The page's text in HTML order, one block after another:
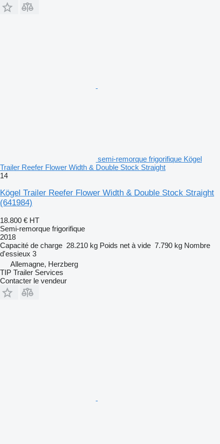
semi-remorque frigorifique Kögel
Trailer Reefer Flower Width & Double Stock Straight
14
Kögel Trailer Reefer Flower Width & Double Stock Straight
(641984)
18.800 € HT
Semi-remorque frigorifique
2018
Capacité de charge 28.210 kg Poids net à vide 7.790 kg Nombre
d'essieux 3
Allemagne, Herzberg
TIP Trailer Services
Contacter le vendeur